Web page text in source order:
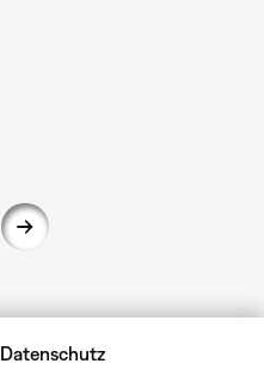
Datenschutz